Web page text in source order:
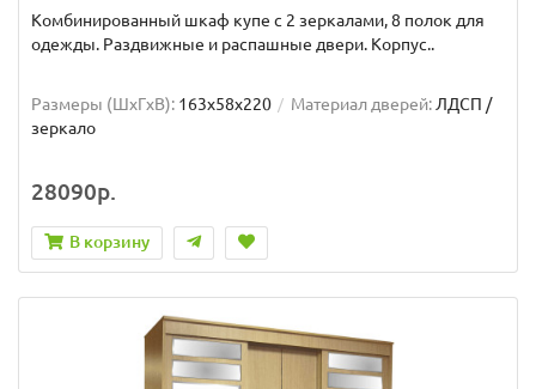
Комбинированный шкаф купе с 2 зеркалами, 8 полок для
одежды. Раздвижные и распашные двери. Корпус..
Размеры (ШxГxВ): 163x58x220 Материал дверей: ЛДСП /
зеркало
28090р.
В корзину